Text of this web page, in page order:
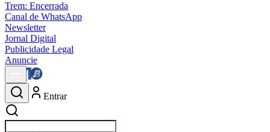
Trem: Encerrada
Canal de WhatsApp
Newsletter
Jornal Digital
Publicidade Legal
Anuncie
Entrar